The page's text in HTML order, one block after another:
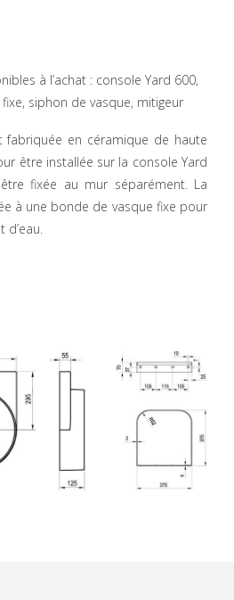
à l’achat : console Yard 600,
siphon de vasque, mitigeur
fabriquée en céramique de haute
être installée sur la console Yard
fixée au mur séparément. La
à une bonde de vasque fixe pour